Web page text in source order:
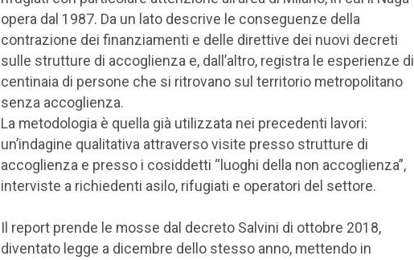
opera dal 1987. Da un lato descrive le conseguenze della
contrazione dei finanziamenti e delle direttive dei nuovi decreti
sulle strutture di accoglienza e, dall’altro, registra le esperienze di
centinaia di persone che si ritrovano sul territorio metropolitano
senza accoglienza.
La metodologia è quella già utilizzata nei precedenti lavori:
un’indagine qualitativa attraverso visite presso strutture di
accoglienza e presso i cosiddetti “luoghi della non accoglienza”,
interviste a richiedenti asilo, rifugiati e operatori del settore.
Il report prende le mosse dal decreto Salvini di ottobre 2018,
diventato legge a dicembre dello stesso anno, mettendo in